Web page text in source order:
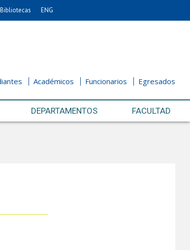
Bibliotecas ENG
Académicos Funcionarios Egresados
DEPARTAMENTOS FACULTAD